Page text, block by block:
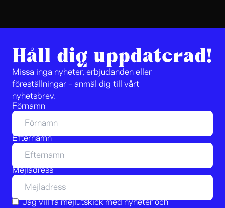
Håll dig uppdaterad!
Missa inga nyheter, erbjudanden eller
föreställningar – anmäl dig till vårt
nyhetsbrev.
Förnamn
Efternamn
Mejladress
Jag vill få mejlutskick med nyheter och